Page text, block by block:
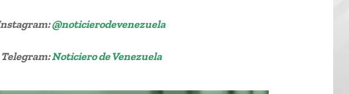
@noticierodevenezuela
Telegram:Noticiero de Venezuela